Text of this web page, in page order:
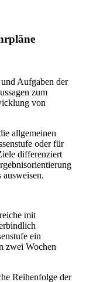
Aufgaben der
zum
von
allgemeinen
oder für
differenziert
ausweisen.
mit
ein
zwei Wochen
Reihenfolge der